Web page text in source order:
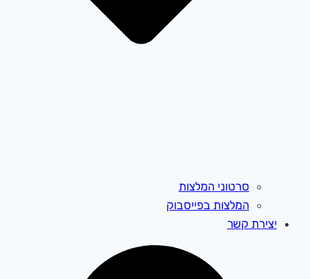
סרטוני המלצות
המלצות בפייסבוק
יצירת קשר